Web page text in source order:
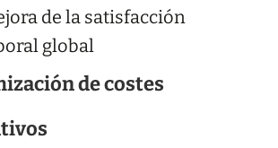
de la satisfacción
global
de costes